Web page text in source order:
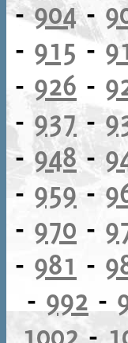
-904-
- 915 -
- 926 -
- 937 -
-948-
- 959 -
- 970 -
- 981 -
- 992 -
1002 -